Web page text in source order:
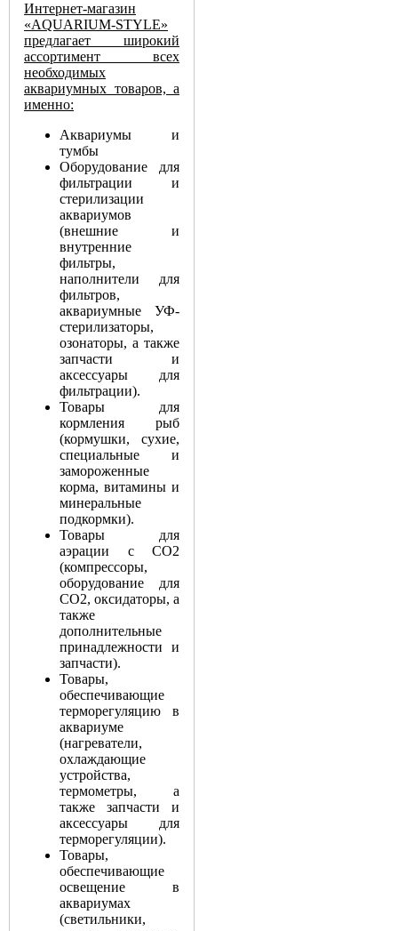
Интернет-магазин
«AQUARIUM-STYLE»
предлагает широкий
ассортимент всех
необходимых
аквариумных товаров, а
именно:
Аквариумы и
тумбы
Оборудование для
фильтрации и
стерилизации
аквариумов
(внешние и
внутренние
фильтры,
наполнители для
фильтров,
аквариумные УФ-
стерилизаторы,
озонаторы, а также
запчасти и
аксессуары для
фильтрации).
Товары для
кормления рыб
(кормушки, сухие,
специальные и
замороженные
корма, витамины и
минеральные
подкормки).
Товары для
аэрации с СО2
(компрессоры,
оборудование для
СО2, оксидаторы, а
также
дополнительные
принадлежности и
запчасти).
Товары,
обеспечивающие
терморегуляцию в
аквариуме
(нагреватели,
охлаждающие
устройства,
термометры, а
также запчасти и
аксессуары для
терморегуляции).
Товары,
обеспечивающие
освещение в
аквариумах
(светильники,